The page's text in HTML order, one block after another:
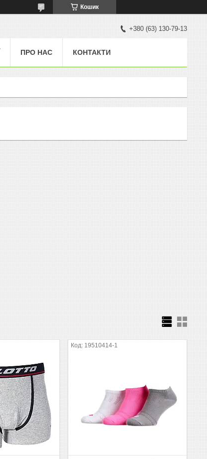
Кошик
+380 (63) 130-79-13
ПРО НАС КОНТАКТИ
19510414-1